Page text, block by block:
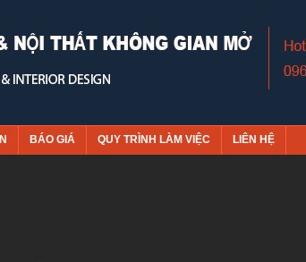
BÁO GIÁ QUY TRÌNH LÀM VIỆC LIÊN HỆ